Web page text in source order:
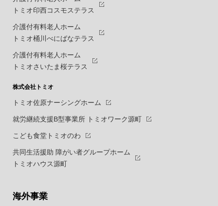
トミオ印西コスモステラス
介護付有料老人ホーム
トミオ桶川べにばなテラス
介護付有料老人ホーム
トミオさいたま桜テラス
株式会社トミオ
トミオ佐原ナーシングホーム
就労継続支援B型事業所 トミオワーク源町
こども食堂トミオのわ
共同生活援助 障がい者グループホーム
トミオハウス源町
海外事業